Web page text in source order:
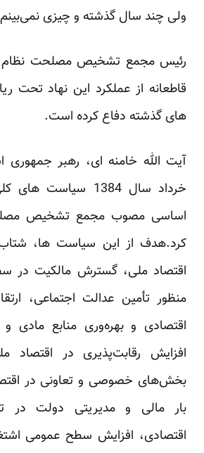
ولی چند سال گذشته و چیزی
رئیس مجمع تشخیص مصلحت نظام
قاطعانه از عملکرد این نهاد
های گذشته دفاع کرده است.
آیت الله خامنه ای، رهبر جمهوری
اساسی مصوب مجمع تشخیص
کرد.هدف از این سیاست ها،
اقتصاد ملی، گسترش مالکیت در
منظور تأمین عدالت اجتماعی،
اقتصادی و بهره‌وری منابع مادی و
افزایش رقابت‌پذیری در اقتصاد
بخش‌های خصوصی و تعاونی در
بار مالی و مدیریتی دولت در
اقتصادی، افزایش سطح عمومی